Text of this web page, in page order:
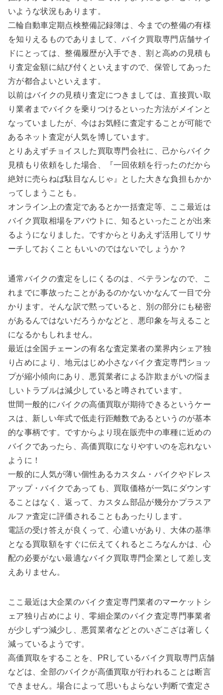
いような状況もあります。
二輪自動車定期点検整備記録簿は、今までの整備の有様
を知りえるものでありまして、バイク買取専門店舗サイ
ドにとっては、整備履歴が入手でき、割と高めの見積も
り査定金額に結び付くといえますので、保管してあった
方が都合よいといえます。
以前はバイクの見積り査定につきましては、直接買い取
り業者までバイクを乗りつけるといった方法がメインと
なっていましたが、今はお気軽に査定することが可能で
あるネット査定が人気を博しています。
とりあえずチョイスした買取専門会社に、己からバイク
見積もり依頼をした場合、『一回依頼を行ったのだから
絶対に売らねば駄目なんじゃ』とした大きな負担もかか
ってしまうことも。
オンライン上の査定であるとか一括査定等、ここ最近は
バイク買取相場をアバウトに、知るといったことが出来
るようになりました。ですからとりあえず活用してリサ
ーチしておくこともいいのではないでしょうか？
通常バイクの査定をしにくるのは、ベテランなので、こ
れまでに事故ったことがあるのかないかなんて一目で分
かります。そんな訳で黙っていると、別の部分にも秘密
があるんではないだろうかなどと、悪印象を与えること
になるかもしれません。
最近は全国チェーンの有名な査定業者の業界内シェア独
り占めにより、地元はじめ小さなバイク査定専門ショッ
プが縮小傾向にあり、悪質業者による詐欺まがいの悩ま
しいトラブルは減少していると噂されています。
世間一般的にバイクの高価買取が期待できるというケー
スは、新しい年式で低走行距離数であるというのが基本
的な事柄です。ですからより現在販売中の車種に近めの
バイクであったら、高価買取になりやすいのを忘れない
ように！
一般的に人気が薄い個性あるカスタム・バイクやドレス
アップ・バイクであっても、買取価格が一気にダウンす
ることはなく、返って、カスタム部品が幾分かプラスア
ルファ査定に評価されることもあったりします。
電話の受け答えが良くって、心遣いがあり、大体の基準
となる買取額をすぐに伝えてくれるところなんかは、心
配の必要がない最適なバイク買取専門企業として差し支
えありません。
ここ最近は大企業のバイク査定専門業者のマーケットシ
ェア独り占めにより、零細企業のバイク査定専門事業者
が少しずつ減少し、悪質業者などとのいざこざは著しく
減っているようです。
高価買取をすることを、PRしているバイク買取専門店舗
などは、全部のバイクが高価買取が行われることは断言
できません。場合によって思いもよらない判断で査定さ